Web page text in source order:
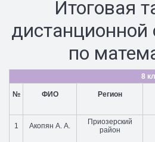
Итоговая
по
8
№ ФИО Регион
1 Акопян А. А.
Приозерский
район